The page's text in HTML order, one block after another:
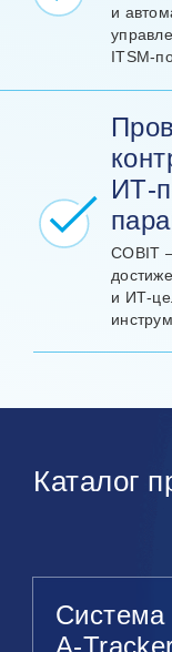
и
COBIT
и
Каталог
Система